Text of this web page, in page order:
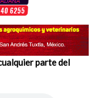
parte del